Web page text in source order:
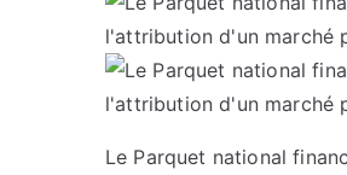
Le Parquet national